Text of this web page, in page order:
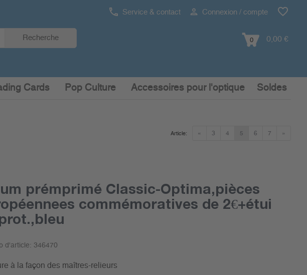
Service & contact Connexion / compte
Recherche 0 0,00 €
Cards Pop Culture Accessoires pour l'optique Soldes
« 3 4 5 6 7 »
Article:
prémprimé Classic-Optima,pièces
commémoratives de 2€+étui
d'article: 346470
à la façon des maîtres-relieurs